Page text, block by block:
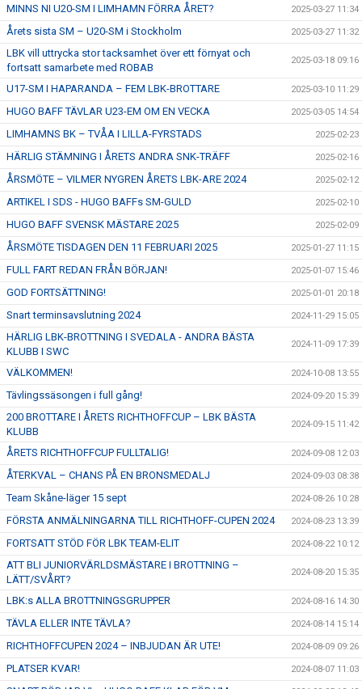
MINNS NI U20-SM I LIMHAMN FÖRRA ÅRET? 2025-03-27 11:34
Årets sista SM – U20-SM i Stockholm 2025-03-27 11:32
LBK vill uttrycka stor tacksamhet över ett förnyat och
fortsatt samarbete med ROBAB
2025-03-18 09:16
U17-SM I HAPARANDA – FEM LBK-BROTTARE 2025-03-10 11:29
HUGO BAFF TÄVLAR U23-EM OM EN VECKA 2025-03-05 14:54
LIMHAMNS BK – TVÅA I LILLA-FYRSTADS 2025-02-23
HÄRLIG STÄMNING I ÅRETS ANDRA SNK-TRÄFF 2025-02-16
ÅRSMÖTE – VILMER NYGREN ÅRETS LBK-ARE 2024 2025-02-12
ARTIKEL I SDS - HUGO BAFFs SM-GULD 2025-02-10
HUGO BAFF SVENSK MÄSTARE 2025 2025-02-09
ÅRSMÖTE TISDAGEN DEN 11 FEBRUARI 2025 2025-01-27 11:15
FULL FART REDAN FRÅN BÖRJAN! 2025-01-07 15:46
GOD FORTSÄTTNING! 2025-01-01 20:18
Snart terminsavslutning 2024 2024-11-29 15:05
HÄRLIG LBK-BROTTNING I SVEDALA - ANDRA BÄSTA
KLUBB I SWC
2024-11-09 17:39
VÄLKOMMEN! 2024-10-08 13:55
Tävlingssäsongen i full gång! 2024-09-20 15:39
200 BROTTARE I ÅRETS RICHTHOFFCUP – LBK BÄSTA
KLUBB
2024-09-15 11:42
ÅRETS RICHTHOFFCUP FULLTALIG! 2024-09-08 12:03
ÅTERKVAL – CHANS PÅ EN BRONSMEDALJ 2024-09-03 08:38
Team Skåne-läger 15 sept 2024-08-26 10:28
FÖRSTA ANMÄLNINGARNA TILL RICHTHOFF-CUPEN 2024 2024-08-23 13:39
FORTSATT STÖD FÖR LBK TEAM-ELIT 2024-08-22 10:12
ATT BLI JUNIORVÄRLDSMÄSTARE I BROTTNING –
LÄTT/SVÅRT?
2024-08-20 15:35
LBK:s ALLA BROTTNINGSGRUPPER 2024-08-16 14:30
TÄVLA ELLER INTE TÄVLA? 2024-08-14 15:14
RICHTHOFFCUPEN 2024 – INBJUDAN ÄR UTE! 2024-08-09 09:26
PLATSER KVAR! 2024-08-07 11:03